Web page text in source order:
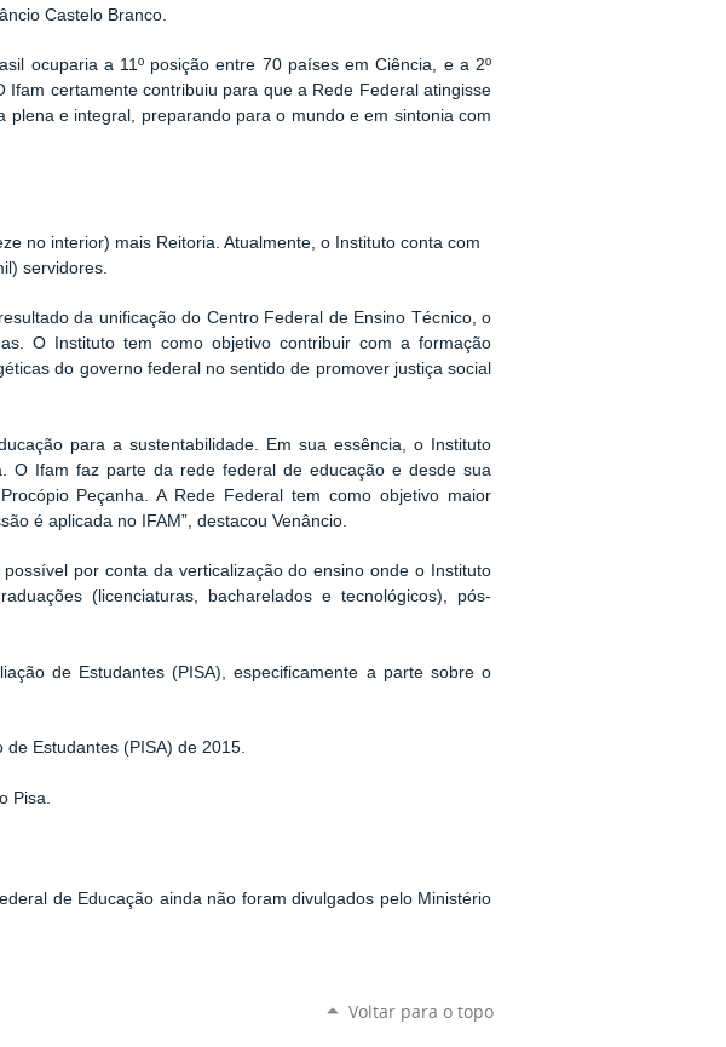
Castelo Branco.
ocuparia a 11º posição entre 70 países em Ciência, e a 2º
certamente contribuiu para que a Rede Federal atingisse
e integral, preparando para o mundo e em sintonia com
no interior) mais Reitoria. Atualmente, o Instituto conta com
servidores.
da unificação do Centro Federal de Ensino Técnico, o
O Instituto tem como objetivo contribuir com a formação
do governo federal no sentido de promover justiça social
para a sustentabilidade. Em sua essência, o Instituto
O Ifam faz parte da rede federal de educação e desde sua
Peçanha. A Rede Federal tem como objetivo maior
é aplicada no IFAM”, destacou Venâncio.
por conta da verticalização do ensino onde o Instituto
(licenciaturas, bacharelados e tecnológicos), pós-
de Estudantes (PISA), especificamente a parte sobre o
Estudantes (PISA) de 2015.
Pisa.
de Educação ainda não foram divulgados pelo Ministério
Voltar para o topo